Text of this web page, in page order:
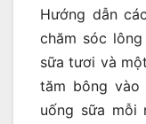
Hướng dẫn
chăm sóc
sữa tươi và
tăm bông
uống sữa mỗi